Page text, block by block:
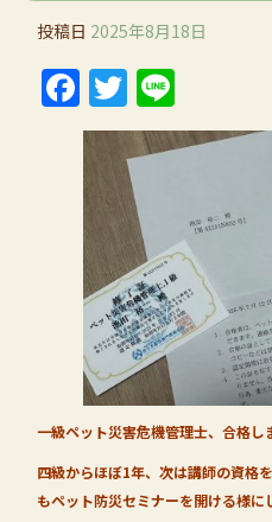
投稿日 2025年8月18日
Facebook
Twitter
一級ペット災害危機管理士、合格し
四級からほぼ1年、次は講師の資格
もペット防災セミナーを開ける様に